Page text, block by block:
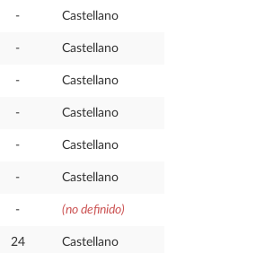
- Castellano
- Castellano
- Castellano
- Castellano
- Castellano
- Castellano
- (no definido)
24 Castellano